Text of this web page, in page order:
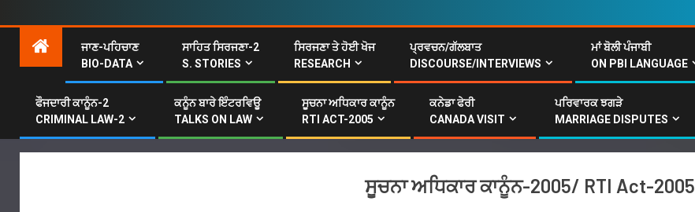
ਜਾਣ-ਪਹਿਚਾਣ
BIO-DATA
ਸਾਹਿਤ ਸਿਰਜਣਾ-2
S. STORIES
ਸਿਰਜਣਾ ਤੇ ਹੋਈ ਖੋਜ
RESEARCH
ਪ੍ਰਵਚਨ/ਗੱਲਬਾਤ
DISCOURSE/INTERVIEWS
ਮਾਂ ਬੋਲੀ ਪੰਜਾਬੀ
ON PBI LANGUAGE
ਫੌਜਦਾਰੀ ਕਾਨੂੰਨ-2
CRIMINAL LAW-2
ਕਨੂੰਨ ਬਾਰੇ ਇੰਟਰਵਿਊ
TALKS ON LAW
ਸੂਚਨਾ ਅਧਿਕਾਰ ਕਾਨੂੰਨ
RTI ACT-2005
ਕਨੇਡਾ ਫੇਰੀ
CANADA VISIT
ਪਰਿਵਾਰਕ ਝਗੜੇ
MARRIAGE DISPUTES
ਸੂਚਨਾ ਅਧਿਕਾਰ ਕਾਨੂੰਨ-2005/ RTI Act-2005